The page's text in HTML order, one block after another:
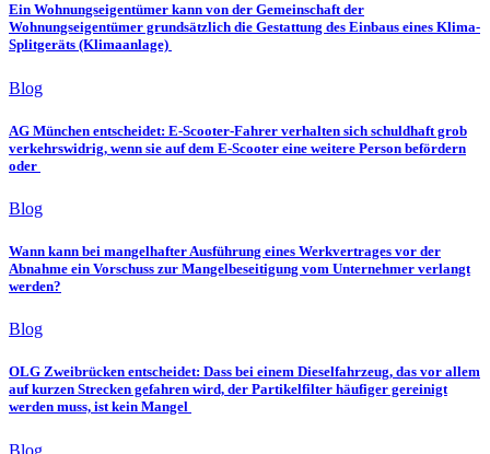
Ein Wohnungseigentümer kann von der Gemeinschaft der
Wohnungseigentümer grundsätzlich die Gestattung des Einbaus eines Klima-
Splitgeräts (Klimaanlage)
Blog
AG München entscheidet: E-Scooter-Fahrer verhalten sich schuldhaft grob
verkehrswidrig, wenn sie auf dem E-Scooter eine weitere Person befördern
oder
Blog
Wann kann bei mangelhafter Ausführung eines Werkvertrages vor der
Abnahme ein Vorschuss zur Mangelbeseitigung vom Unternehmer verlangt
werden?
Blog
OLG Zweibrücken entscheidet: Dass bei einem Dieselfahrzeug, das vor allem
auf kurzen Strecken gefahren wird, der Partikelfilter häufiger gereinigt
werden muss, ist kein Mangel
Blog